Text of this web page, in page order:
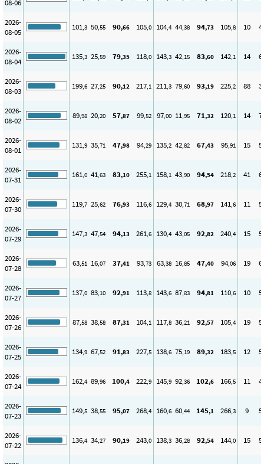
08-06
2026-
08-05
101,3 50,55 90,66 105,0 104,4 44,38 94,73 105,8 10 4
2026-
08-04
135,3 25,59 79,35 118,0 143,3 42,15 83,60 142,1 14 6
2026-
08-03
199,6 27,25 90,12 217,1 211,3 79,60 93,19 225,2 88 3
2026-
08-02
89,98 20,20 57,87 99,52 97,00 11,95 71,32 120,1 14 7
2026-
08-01
131,9 35,71 47,98 94,29 135,2 42,82 67,43 95,91 15 5
2026-
07-31
161,0 41,63 83,10 255,1 158,1 43,90 94,54 218,2 41 6
2026-
07-30
119,7 25,62 76,93 116,6 129,4 30,71 68,97 141,6 11 5
2026-
07-29
147,3 47,54 94,13 261,6 130,4 43,05 92,82 240,4 15 5
2026-
07-28
63,51 16,07 37,41 93,73 63,38 16,85 47,40 94,06 19 6
2026-
07-27
137,0 83,10 92,91 113,8 143,6 87,83 94,81 110,6 10 5
2026-
07-26
87,58 38,58 87,31 104,1 117,8 36,21 92,57 105,4 19 5
2026-
07-25
134,9 67,52 91,83 227,5 138,6 75,19 89,32 183,5 12 5
2026-
07-24
162,4 89,96 100,4 222,9 145,9 92,36 102,6 166,5 11 4
2026-
07-23
149,5 38,55 95,07 268,4 160,6 60,44 145,1 266,3 9 5
2026-
07-22
136,4 34,27 90,19 243,0 138,3 36,28 92,54 144,0 15 5